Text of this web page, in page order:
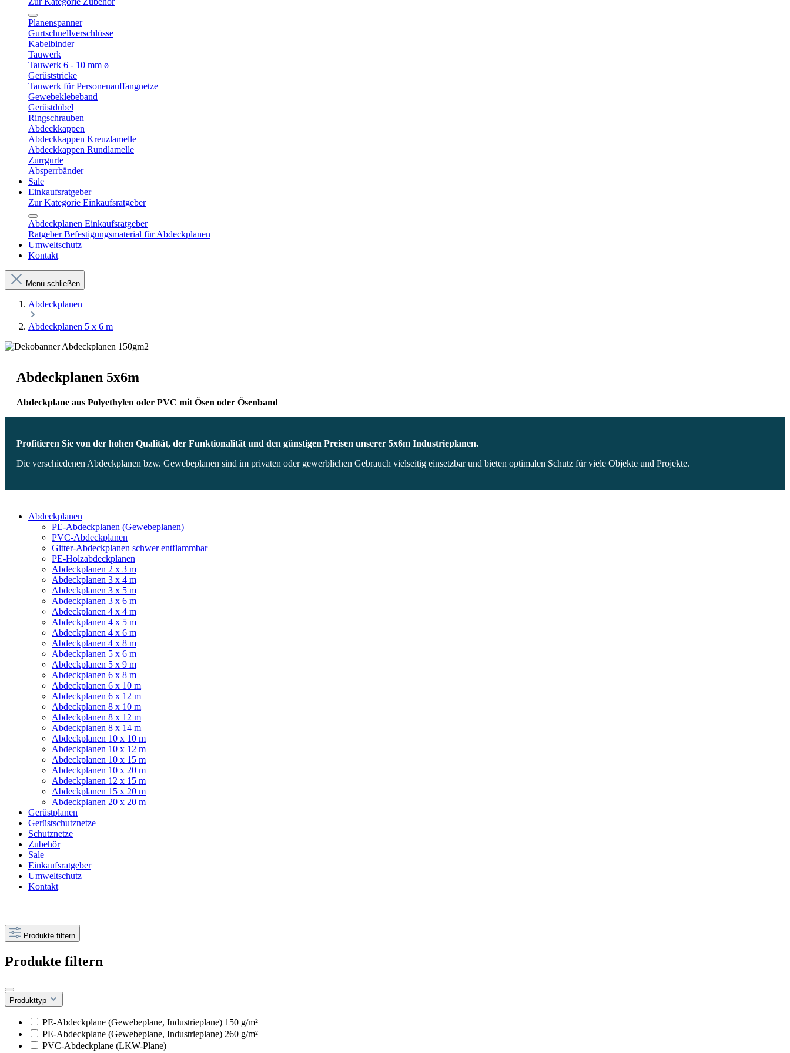
Planenspanner
Gurtschnellverschlüsse
Kabelbinder
Tauwerk
Tauwerk 6 - 10 mm ø
Gerüststricke
Tauwerk für Personenauffangnetze
Gewebeklebeband
Gerüstdübel
Ringschrauben
Abdeckkappen
Abdeckkappen Kreuzlamelle
Abdeckkappen Rundlamelle
Zurrgurte
Absperrbänder
Sale
Einkaufsratgeber
Zur Kategorie Einkaufsratgeber
Abdeckplanen Einkaufsratgeber
Ratgeber Befestigungsmaterial für Abdeckplanen
Umweltschutz
Kontakt
Menü schließen
Abdeckplanen
Abdeckplanen 5 x 6 m
Abdeckplanen 5x6m
Abdeckplane aus Polyethylen oder PVC mit Ösen oder Ösenband
Profitieren Sie von der hohen Qualität, der Funktionalität und den günstigen Preisen unserer 5x6m Industrieplanen.
Die verschiedenen Abdeckplanen bzw. Gewebeplanen sind im privaten oder gewerblichen Gebrauch vielseitig einsetzbar und bieten optimalen Schutz für viele Objekte und Projekte.
Abdeckplanen
PE-Abdeckplanen (Gewebeplanen)
PVC-Abdeckplanen
Gitter-Abdeckplanen schwer entflammbar
PE-Holzabdeckplanen
Abdeckplanen 2 x 3 m
Abdeckplanen 3 x 4 m
Abdeckplanen 3 x 5 m
Abdeckplanen 3 x 6 m
Abdeckplanen 4 x 4 m
Abdeckplanen 4 x 5 m
Abdeckplanen 4 x 6 m
Abdeckplanen 4 x 8 m
Abdeckplanen 5 x 6 m
Abdeckplanen 5 x 9 m
Abdeckplanen 6 x 8 m
Abdeckplanen 6 x 10 m
Abdeckplanen 6 x 12 m
Abdeckplanen 8 x 10 m
Abdeckplanen 8 x 12 m
Abdeckplanen 8 x 14 m
Abdeckplanen 10 x 10 m
Abdeckplanen 10 x 12 m
Abdeckplanen 10 x 15 m
Abdeckplanen 10 x 20 m
Abdeckplanen 12 x 15 m
Abdeckplanen 15 x 20 m
Abdeckplanen 20 x 20 m
Gerüstplanen
Gerüstschutznetze
Schutznetze
Zubehör
Sale
Einkaufsratgeber
Umweltschutz
Kontakt
Produkte filtern
Produkte filtern
Produkttyp
PE-Abdeckplane (Gewebeplane, Industrieplane) 150 g/m²
PE-Abdeckplane (Gewebeplane, Industrieplane) 260 g/m²
PVC-Abdeckplane (LKW-Plane)